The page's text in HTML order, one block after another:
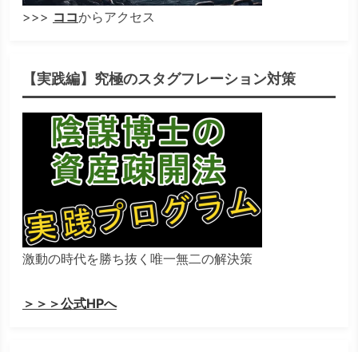
>>> ココからアクセス
【実践編】究極のスタグフレーション対策
激動の時代を勝ち抜く唯一無二の解決策
＞＞＞公式HPへ